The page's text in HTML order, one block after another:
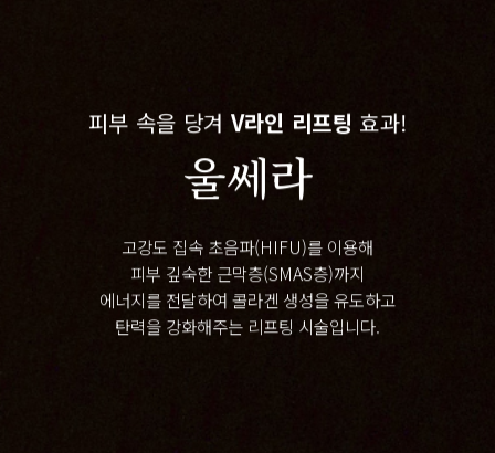
피부 속을 당겨 V라인 리프팅 효과!
울쎄라
고강도 집속 초음파(HIFU)를 이용해
피부 깊숙한 근막층(SMAS층)까지
에너지를 전달하여 콜라겐 생성을 유도하고
탄력을 강화해주는 리프팅 시술입니다.